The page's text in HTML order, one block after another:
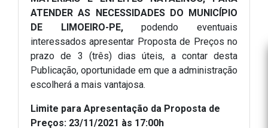
ATENDER AS NECESSIDADES DO MUNICÍPIO
DE LIMOEIRO-PE,podendo eventuais
interessados apresentar Proposta de Preços no
prazo de 3 (três) dias úteis, a contar desta
Publicação, oportunidade em que a administração
escolherá a mais vantajosa.
Limite para Apresentação da Proposta de
Preços: 23/11/2021 às 17:00h